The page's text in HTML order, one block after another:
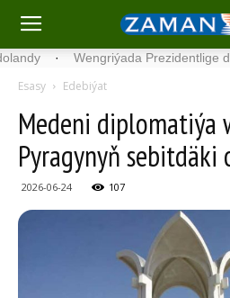
· Wengriýada Prezidentlige
Esasy Edebiýat
Medeni diplomatiýa
Pyragynyň sebitdäki
2026-06-24 107